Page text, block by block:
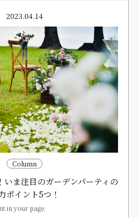
2023.04.14
Column
いま注目のガーデンパーティの
ポイント5つ！
in your page.